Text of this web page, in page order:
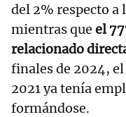
del 2% respecto
mientras que el
relacionado
finales de 2024,
2021 ya tenía
formándose.